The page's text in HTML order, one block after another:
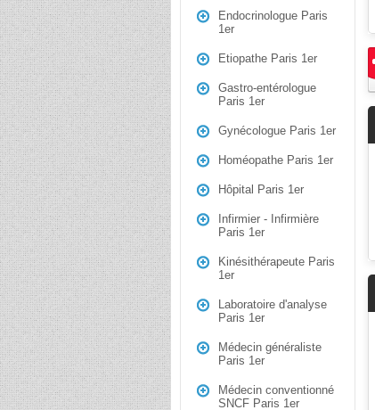
Endocrinologue Paris
1er
Etiopathe Paris 1er
Gastro-entérologue
Paris 1er
Gynécologue Paris 1er
Homéopathe Paris 1er
Hôpital Paris 1er
Infirmier - Infirmière
Paris 1er
Kinésithérapeute Paris
1er
Laboratoire d'analyse
Paris 1er
Médecin généraliste
Paris 1er
Médecin conventionné
SNCF Paris 1er